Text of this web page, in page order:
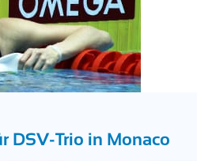
DSV-Trio in Monaco